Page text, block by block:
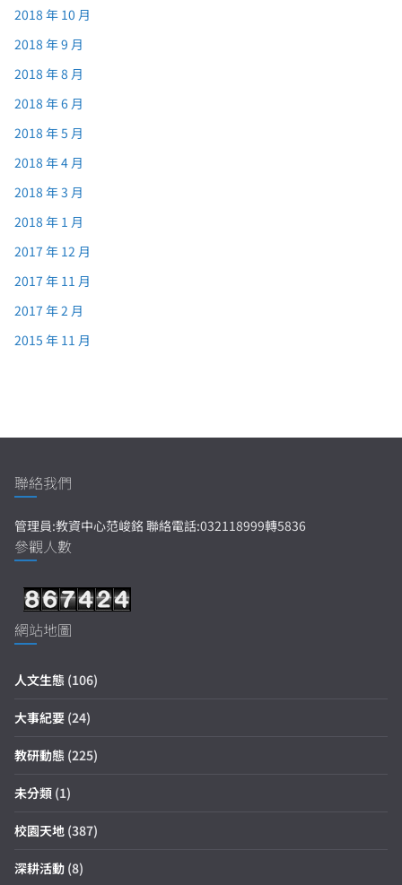
2018 年 10 月
2018 年 9 月
2018 年 8 月
2018 年 6 月
2018 年 5 月
2018 年 4 月
2018 年 3 月
2018 年 1 月
2017 年 12 月
2017 年 11 月
2017 年 2 月
2015 年 11 月
聯絡我們
管理員:教資中心范峻銘 聯絡電話:032118999轉5836
參觀人數
網站地圖
人文生態 (106)
大事紀要 (24)
教研動態 (225)
未分類 (1)
校園天地 (387)
深耕活動 (8)